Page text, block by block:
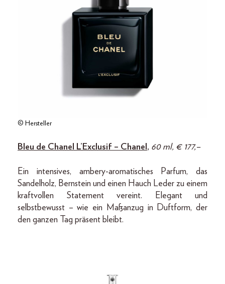
© Hersteller
Bleu de Chanel L’Exclusif – Chanel , 60 ml, € 177,–
Ein intensives, ambery-aromatisches Parfum, das
Sandelholz, Bernstein und einen Hauch Leder zu einem
kraftvollen Statement vereint. Elegant und
selbstbewusst – wie ein Maßanzug in Duftform, der
den ganzen Tag präsent bleibt.